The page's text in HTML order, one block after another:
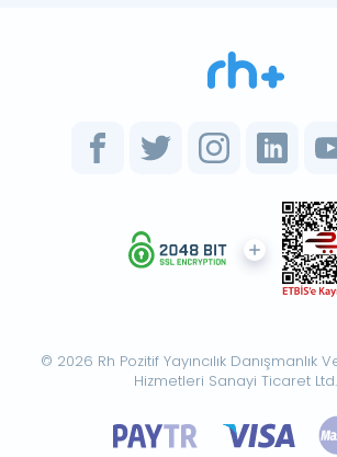
© 2026 Rh Pozitif Yayıncılık Danışmanlık
Hizmetleri Sanayi Ticaret Ltd.